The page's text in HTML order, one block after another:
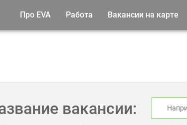
Про EVA Работа Вакансии на карте
вакансии: